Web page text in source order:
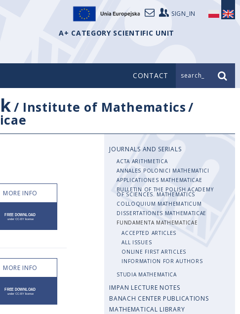
SIGN_IN
A+ CATEGORY SCIENTIFIC UNIT
CONTACT search_
/ Institute of Mathematics/
MORE INFO
MORE INFO
JOURNALS AND SERIALS
ACTA ARITHMETICA
ANNALES POLONICI MATHEMATICI
APPLICATIONES MATHEMATICAE
BULLETIN OF THE POLISH ACADEMY
OF SCIENCES. MATHEMATICS
COLLOQUIUM MATHEMATICUM
DISSERTATIONES MATHEMATICAE
FUNDAMENTA MATHEMATICAE
ACCEPTED ARTICLES
ALL ISSUES
ONLINE FIRST ARTICLES
INFORMATION FOR AUTHORS
STUDIA MATHEMATICA
IMPAN LECTURE NOTES
BANACH CENTER PUBLICATIONS
MATHEMATICAL LIBRARY